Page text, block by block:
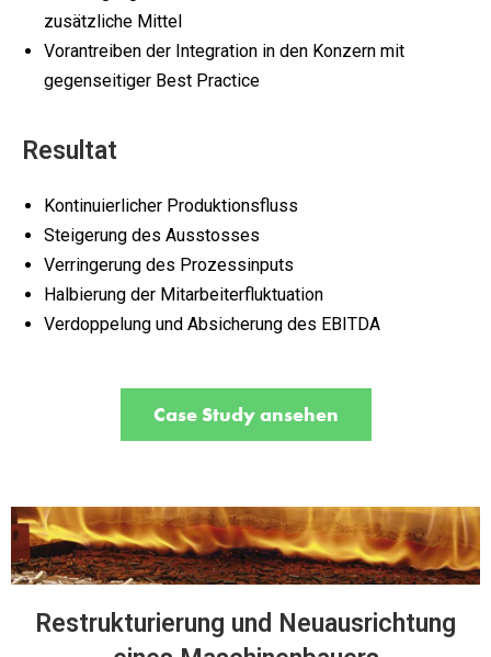
zusätzliche Mittel
Vorantreiben der Integration in den Konzern mit
gegenseitiger Best Practice
Resultat
Kontinuierlicher Produktionsfluss
Steigerung des Ausstosses
Verringerung des Prozessinputs
Halbierung der Mitarbeiterfluktuation
Verdoppelung und Absicherung des EBITDA
Case Study ansehen
Restrukturierung und Neuausrichtung